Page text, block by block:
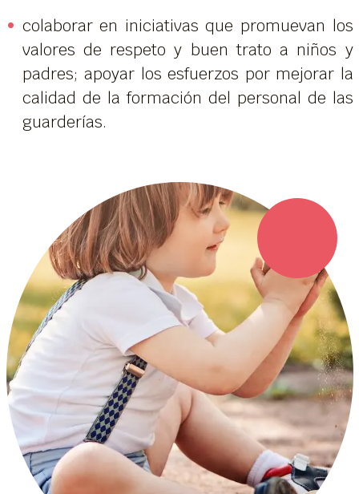
colaborar en iniciativas que promuevan los
valores de respeto y buen trato a niños y
padres; apoyar los esfuerzos por mejorar la
calidad de la formación del personal de las
guarderías.